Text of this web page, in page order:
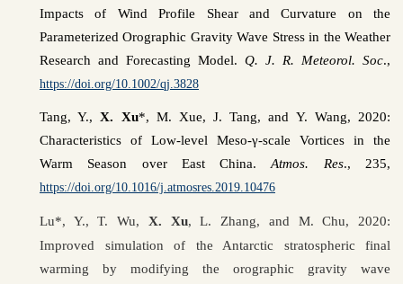
Impacts of Wind Profile Shear and Curvature on the
Parameterized Orographic Gravity Wave Stress in the Weather
Research and Forecasting Model. Q. J. R. Meteorol. Soc.,
https://doi.org/10.1002/qj.3828
Tang, Y.,X. Xu*, M. Xue, J. Tang, and Y. Wang, 2020:
Characteristics of Low-level Meso-γ-scale Vortices in the
Warm Season over East China.Atmos. Res., 235,
https://doi.org/10.1016/j.atmosres.2019.10476
Lu*, Y., T. Wu, X. Xu, L. Zhang, and M. Chu, 2020:
Improved simulation of the Antarctic stratospheric final
warming by modifying the orographic gravity wave